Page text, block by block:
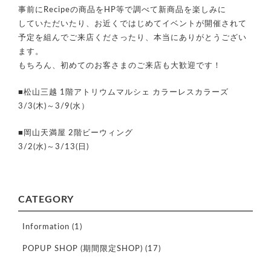
事前にRecipeの商品をHP等で調べて新商品を楽しみに
していただいたり、お近くではじめてイベントが開催されて
予定を組んでご来店くださったり、本当にありがとうござい
ます。
もちろん、初めてのお客さまのご来店も大歓迎です！
■松山三越 1階アトリウムマルシェ カラーレスカラーズ
3/3(木)～3/9(水）
■岡山天満屋 2階ビーウィング
3/2(水)～3/13(日)
CATEGORY
Information (1)
POPUP SHOP (期間限定SHOP) (17)